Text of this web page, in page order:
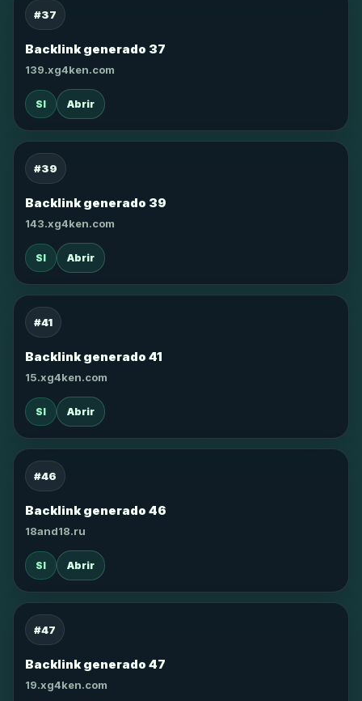
#37
Backlink generado 37
139.xg4ken.com
SI Abrir
#39
Backlink generado 39
143.xg4ken.com
SI Abrir
#41
Backlink generado 41
15.xg4ken.com
SI Abrir
#46
Backlink generado 46
18and18.ru
SI Abrir
#47
Backlink generado 47
19.xg4ken.com